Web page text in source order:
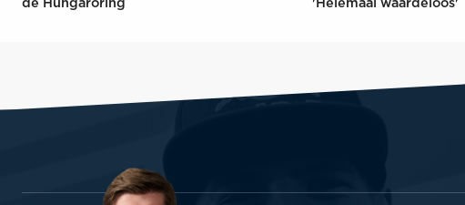
de Hungaroring
'Helemaal waardeloos'